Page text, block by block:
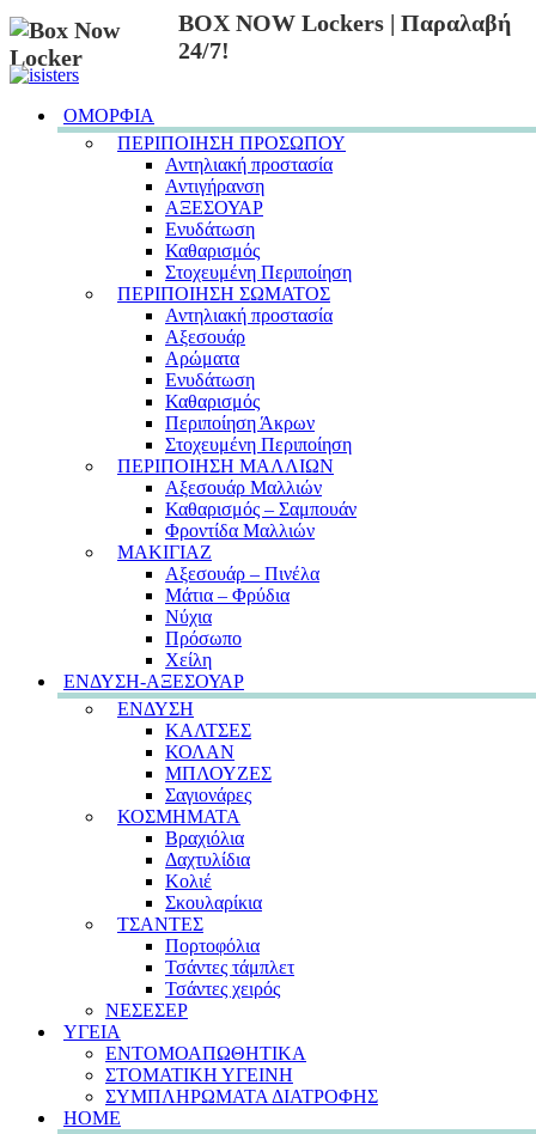
BOX NOW Lockers | Παραλαβή
24/7!
ΟΜΟΡΦΙΑ
ΠΕΡΙΠΟΙΗΣΗ ΠΡΟΣΩΠΟΥ
Αντηλιακή προστασία
Αντιγήρανση
ΑΞΕΣΟΥΑΡ
Ενυδάτωση
Καθαρισμός
Στοχευμένη Περιποίηση
ΠΕΡΙΠΟΙΗΣΗ ΣΩΜΑΤΟΣ
Αντηλιακή προστασία
Αξεσουάρ
Αρώματα
Ενυδάτωση
Καθαρισμός
Περιποίηση Άκρων
Στοχευμένη Περιποίηση
ΠΕΡΙΠΟΙΗΣΗ ΜΑΛΛΙΩΝ
Αξεσουάρ Μαλλιών
Καθαρισμός – Σαμπουάν
Φροντίδα Μαλλιών
ΜΑΚΙΓΙΑΖ
Αξεσουάρ – Πινέλα
Μάτια – Φρύδια
Νύχια
Πρόσωπο
Χείλη
ΕΝΔΥΣΗ-ΑΞΕΣΟΥΑΡ
ΕΝΔΥΣΗ
ΚΑΛΤΣΕΣ
ΚΟΛΑΝ
ΜΠΛΟΥΖΕΣ
Σαγιονάρες
ΚΟΣΜΗΜΑΤΑ
Βραχιόλια
Δαχτυλίδια
Κολιέ
Σκουλαρίκια
ΤΣΑΝΤΕΣ
Πορτοφόλια
Τσάντες τάμπλετ
Τσάντες χειρός
ΝΕΣΕΣΕΡ
ΥΓΕΙΑ
ΕΝΤΟΜΟΑΠΩΘΗΤΙΚΑ
ΣΤΟΜΑΤΙΚΗ ΥΓΕΙΝΗ
ΣΥΜΠΛΗΡΩΜΑΤΑ ΔΙΑΤΡΟΦΗΣ
HOME